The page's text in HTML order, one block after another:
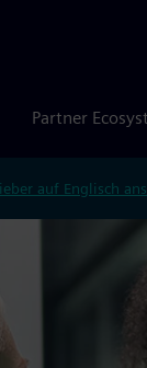
Partner
auf Englisch